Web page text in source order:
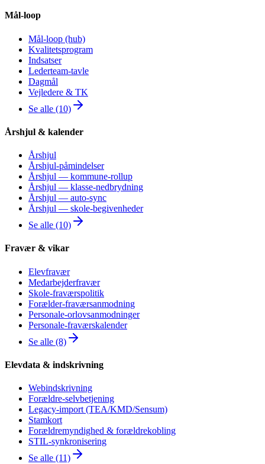
Mål-loop
Mål-loop (hub)
Kvalitetsprogram
Indsatser
Lederteam-tavle
Dagmål
Vejledere & TK
Se alle (10)
Årshjul & kalender
Årshjul
Årshjul-påmindelser
Årshjul — kommune-rollup
Årshjul — klasse-nedbrydning
Årshjul — auto-sync
Årshjul — skole-begivenheder
Se alle (10)
Fravær & vikar
Elevfravær
Medarbejderfravær
Skole-fraværspolitik
Forælder-fraværsanmodning
Personale-orlovsanmodninger
Personale-fraværskalender
Se alle (8)
Elevdata & indskrivning
Webindskrivning
Forældre-selvbetjening
Legacy-import (TEA/KMD/Sensum)
Stamkort
Forældremyndighed & forældrekobling
STIL-synkronisering
Se alle (11)